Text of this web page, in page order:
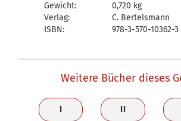
Gewicht:
Verlag:
ISBN:
0,720 kg
C. Bertelsmann
978-3-570-10362-3
Weitere Bücher dieses
I II